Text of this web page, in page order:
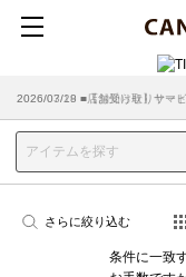
2026/07/29 ■【お知らせ】ヤマ
2026/03/18 ■店舗受け取りサー
さらに絞り込む
条件に一致